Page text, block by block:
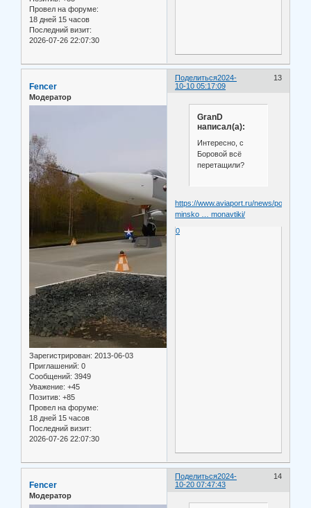
Провел на форуме:
18 дней 15 часов
Последний визит:
2026-07-26 22:07:30
Поделиться 13
2024-
10-10 05:17:09
Fencer
Модератор
Зарегистрирован: 2013-06-03
Приглашений: 0
Сообщений: 3949
Уважение: +45
Позитив: +85
Провел на форуме:
18 дней 15 часов
Последний визит:
2026-07-26 22:07:30
GranD
написал(а):
Интересно, с
Боровой всё
перетащили?
https://www.aviaport.ru/news/pod-
minsko … monavtiki/
0
Поделиться 14
2024-
10-20 07:47:43
Fencer
Модератор